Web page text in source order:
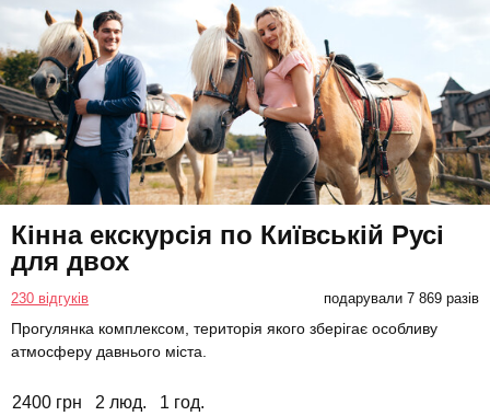
Кінна екскурсія по Київській Русі
для двох
230 відгуків подарували 7 869 разів
Прогулянка комплексом, територія якого зберігає особливу
атмосферу давнього міста.
2400 грн 2 люд. 1 год.